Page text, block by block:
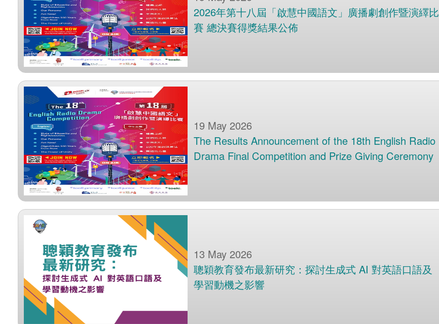
2026年第十八屆「啟慧中國語文」廣播劇創作暨演繹比
賽 總決賽得獎結果公佈
19 May 2026
The Results Announcement of the 18th English Radio
Drama Final Competition and Prize Giving Ceremony
13 May 2026
聰穎教育發布最新研究：探討生成式 AI 對英語口語及
學習動機之影響